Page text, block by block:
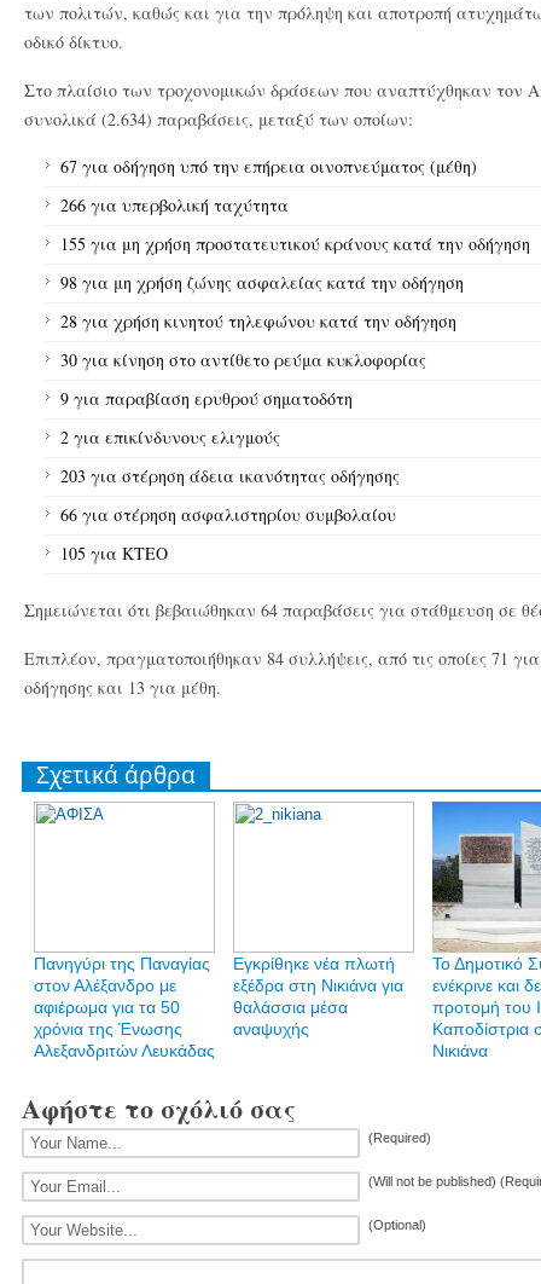
των πολιτών, καθώς και για την πρόληψη και αποτροπή
οδικό δίκτυο.
Στο πλαίσιο των τροχονομικών δράσεων που αναπτύχθηκαν τον
συνολικά (2.634) παραβάσεις, μεταξύ των οποίων:
67 για οδήγηση υπό την επήρεια οινοπνεύματος (μέθη)
266 για υπερβολική ταχύτητα
155 για μη χρήση προστατευτικού κράνους κατά την οδήγηση
98 για μη χρήση ζώνης ασφαλείας κατά την οδήγηση
28 για χρήση κινητού τηλεφώνου κατά την οδήγηση
30 για κίνηση στο αντίθετο ρεύμα κυκλοφορίας
9 για παραβίαση ερυθρού σηματοδότη
2 για επικίνδυνους ελιγμούς
203 για στέρηση άδεια ικανότητας οδήγησης
66 για στέρηση ασφαλιστηρίου συμβολαίου
105 για ΚΤΕΟ
Σημειώνεται ότι βεβαιώθηκαν 64 παραβάσεις για στάθμευση σε
Επιπλέον, πραγματοποιήθηκαν 84 συλλήψεις, από τις οποίες 71
οδήγησης και 13 για μέθη.
Σχετικά άρθρα
Πανηγύρι της Παναγίας
στον Αλέξανδρο με
αφιέρωμα για τα 50
χρόνια της Ένωσης
Αλεξανδριτών Λευκάδας
Εγκρίθηκε νέα πλωτή
εξέδρα στη Νικιάνα για
θαλάσσια μέσα
αναψυχής
Το Δημοτικό
ενέκρινε και
προτομή του
Καποδίστρια
Νικιάνα
Αφήστε το σχόλιό σας
(Required)
(Will not be published)
(Optional)